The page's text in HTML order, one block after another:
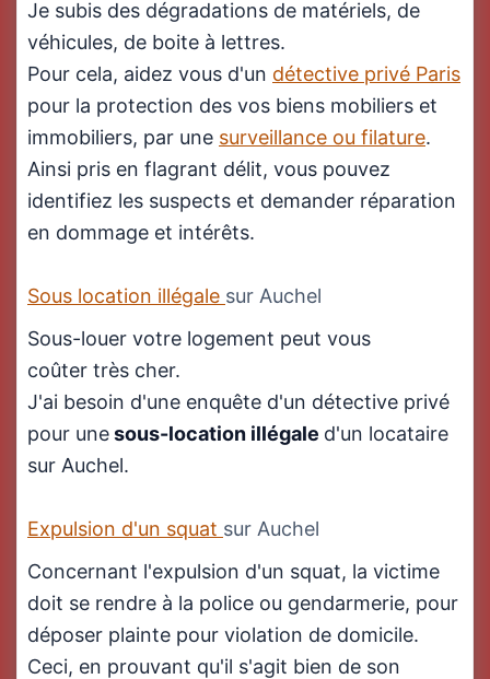
Je subis des dégradations de matériels, de
véhicules, de boite à lettres.
Pour cela, aidez vous d'un détective privé Paris
pour la protection des vos biens mobiliers et
immobiliers, par une surveillance ou filature.
Ainsi pris en flagrant délit, vous pouvez
identifiez les suspects et demander réparation
en dommage et intérêts.
Sous location illégale sur Auchel
Sous-louer votre logement peut vous
coûter très cher.
J'ai besoin d'une enquête d'un détective privé
pour unesous-location illégale d'un locataire
sur Auchel.
Expulsion d'un squat sur Auchel
Concernant l'expulsion d'un squat, la victime
doit se rendre à la police ou gendarmerie, pour
déposer plainte pour violation de domicile.
Ceci, en prouvant qu'il s'agit bien de son